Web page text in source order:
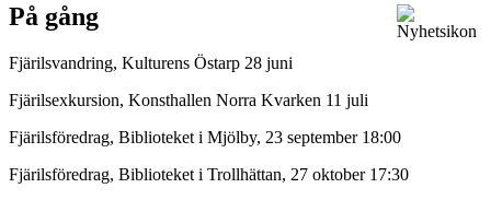
På gång
Fjärilsvandring, Kulturens Östarp 28 juni
Fjärilsexkursion, Konsthallen Norra Kvarken 11 juli
Fjärilsföredrag, Biblioteket i Mjölby, 23 september 18:00
Fjärilsföredrag, Biblioteket i Trollhättan, 27 oktober 17:30